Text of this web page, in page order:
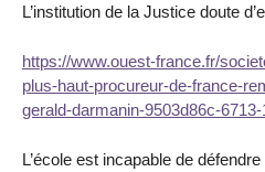
L’institution de la Justice doute
https://www.ouest-france.fr/
plus-haut-procureur-de-france-
gerald-darmanin-9503d86c-
L’école est incapable de